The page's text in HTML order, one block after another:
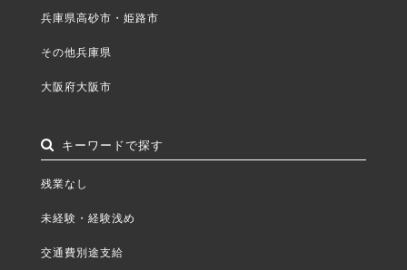
兵庫県高砂市・姫路市
その他兵庫県
大阪府大阪市
キーワードで探す
残業なし
未経験・経験浅め
交通費別途支給